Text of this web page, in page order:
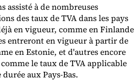
assisté à de nombreuses
des taux de TVA dans les pays
en vigueur, comme en Finlande
entreront en vigueur à partir de
en Estonie, et d'autres encore
le taux de TVA applicable
aux Pays-Bas.